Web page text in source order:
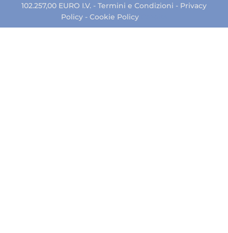
102.257,00 EURO I.V. - Termini e Condizioni - Privacy
Policy- Cookie Policy